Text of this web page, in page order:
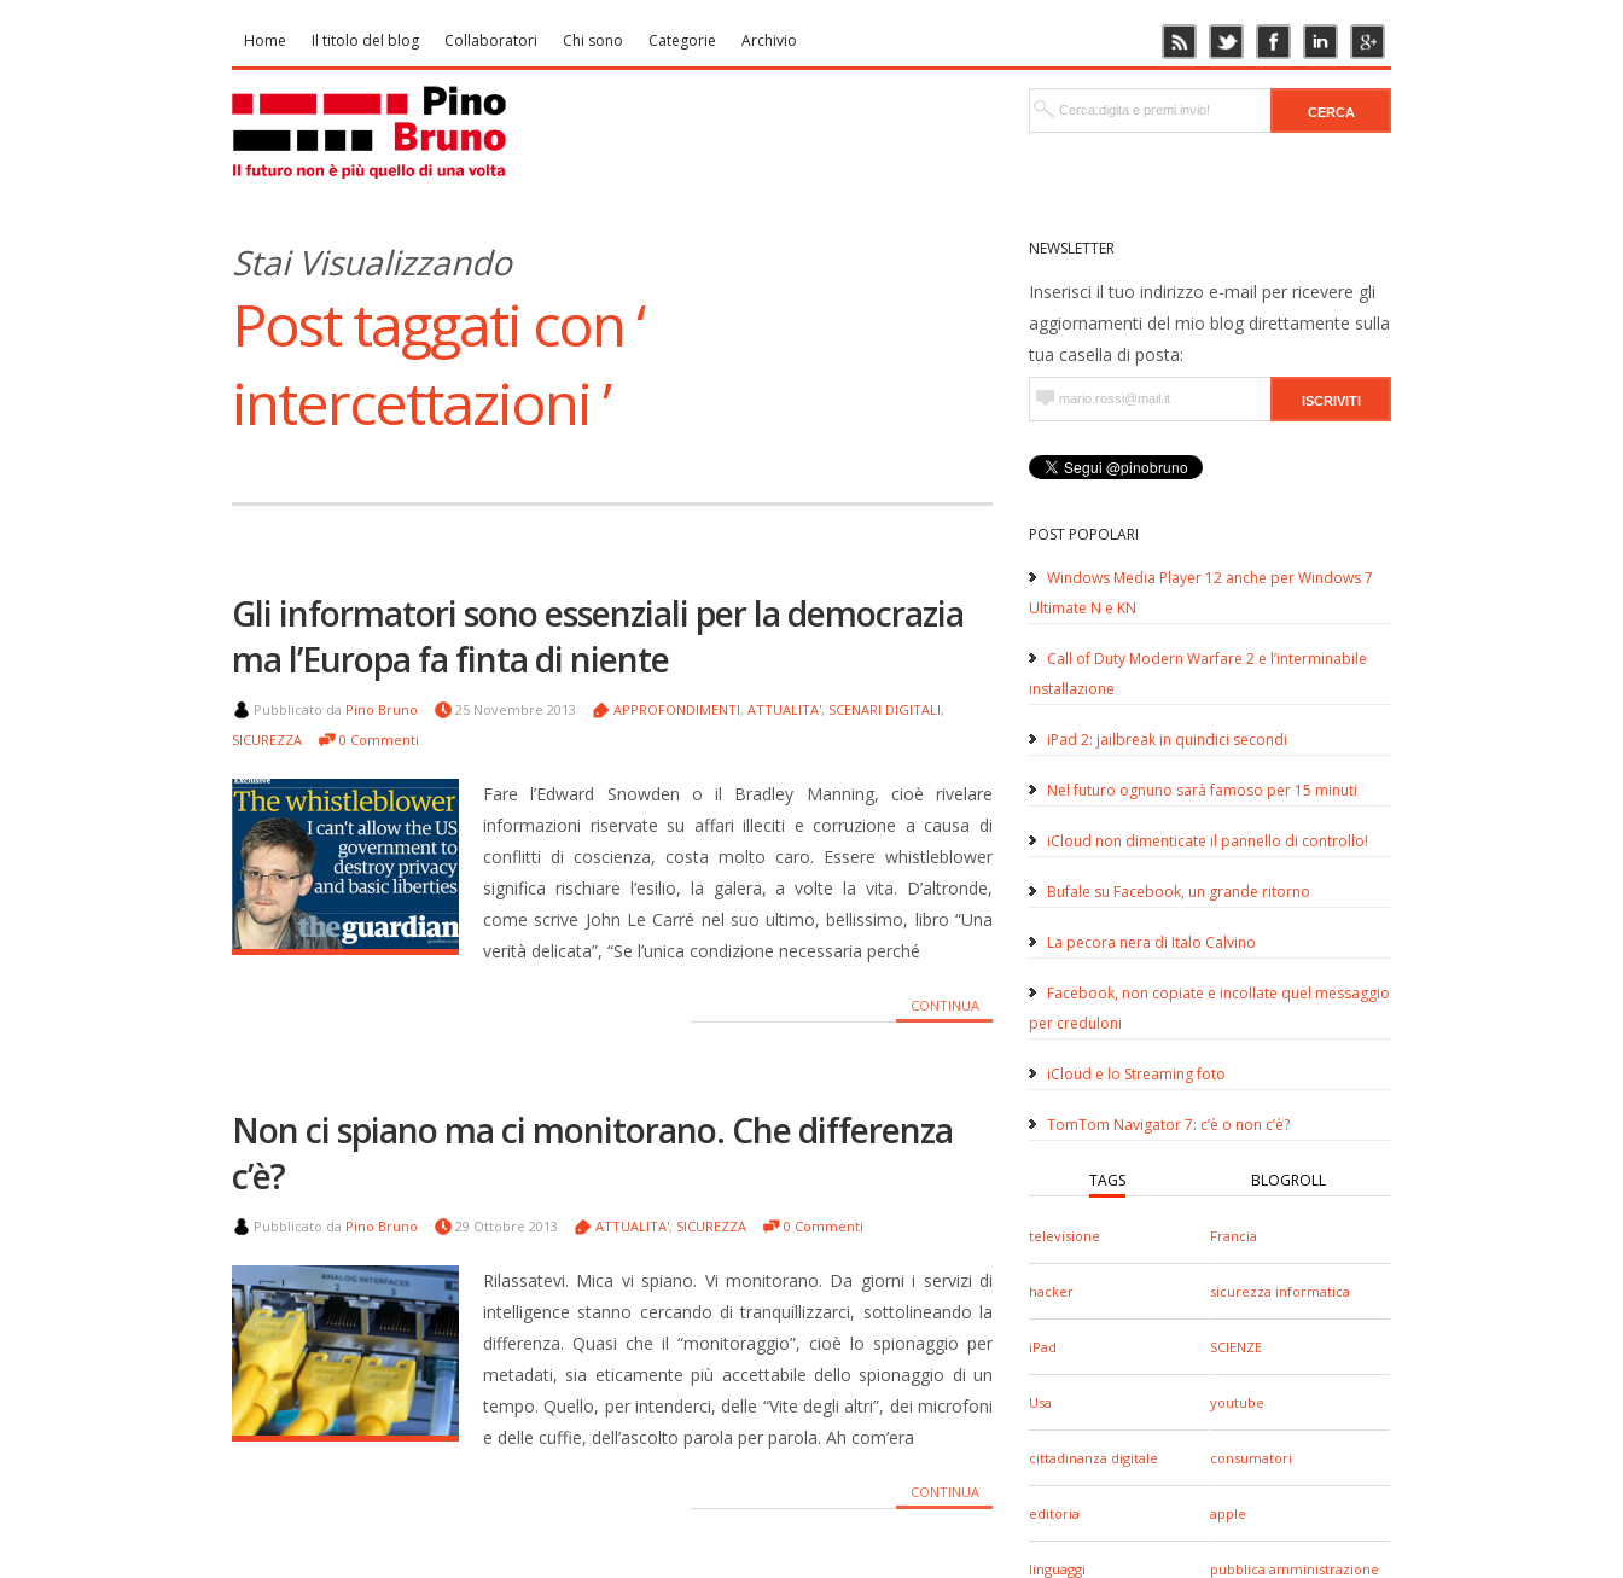
Home Il titolo del blog Collaboratori Chi sono Categorie Archivio
NEWSLETTER
Inserisci il tuo indirizzo e-mail per ricevere gli
aggiornamenti del mio blog direttamente sulla
tua casella di posta:
POST POPOLARI
Windows Media Player 12 anche per Windows 7
Ultimate N e KN
Call of Duty Modern Warfare 2 e l’interminabile
installazione
iPad 2: jailbreak in quindici secondi
Nel futuro ognuno sarà famoso per 15 minuti
iCloud non dimenticate il pannello di controllo!
Bufale su Facebook, un grande ritorno
La pecora nera di Italo Calvino
Facebook, non copiate e incollate quel messaggio
per creduloni
iCloud e lo Streaming foto
TomTom Navigator 7: c’è o non c’è?
TAGS BLOGROLL
televisione Francia
hacker sicurezza informatica
iPad SCIENZE
Usa youtube
cittadinanza digitale consumatori
editoria apple
linguaggi pubblica amministrazione
Stai Visualizzando
Post taggati con ‘
intercettazioni ’
Gli informatori sono essenziali per la democrazia
ma l’Europa fa finta di niente
Pubblicato da Pino Bruno 25 Novembre 2013 APPROFONDIMENTI, ATTUALITA', SCENARI DIGITALI,
SICUREZZA
0 Commenti
Fare l’Edward Snowden o il Bradley Manning, cioè rivelare
informazioni riservate su affari illeciti e corruzione a causa di
conflitti di coscienza, costa molto caro. Essere whistleblower
significa rischiare l’esilio, la galera, a volte la vita. D’altronde,
come scrive John Le Carré nel suo ultimo, bellissimo, libro “Una
verità delicata”, “Se l’unica condizione necessaria perché
CONTINUA
Non ci spiano ma ci monitorano. Che differenza
c’è?
Pubblicato da Pino Bruno 29 Ottobre 2013 ATTUALITA', SICUREZZA 0 Commenti
Rilassatevi. Mica vi spiano. Vi monitorano. Da giorni i servizi di
intelligence stanno cercando di tranquillizzarci, sottolineando la
differenza. Quasi che il “monitoraggio”, cioè lo spionaggio per
metadati, sia eticamente più accettabile dello spionaggio di un
tempo. Quello, per intenderci, delle “Vite degli altri”, dei microfoni
e delle cuffie, dell’ascolto parola per parola. Ah com’era
CONTINUA